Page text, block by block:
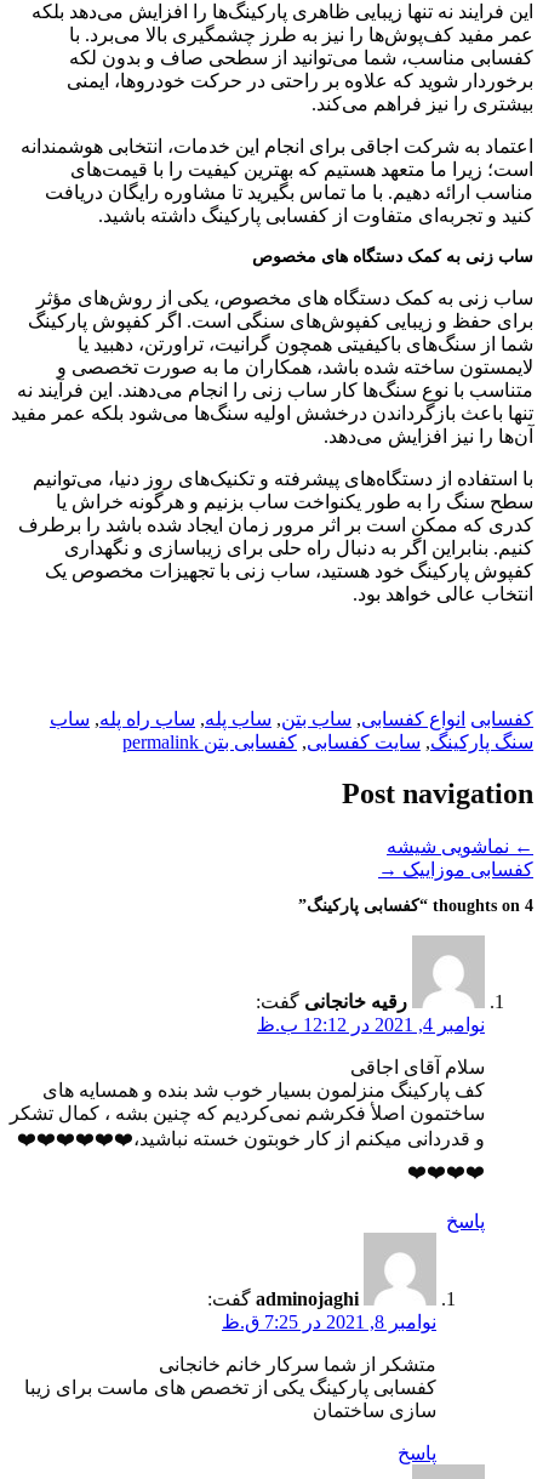
این فرایند نه تنها زیبایی ظاهری پارکینگ‌ها را افزایش می‌دهد بلکه
عمر مفید کف‌پوش‌ها را نیز به طرز چشمگیری بالا می‌برد. با
کفسابی مناسب، شما می‌توانید از سطحی صاف و بدون لکه
برخوردار شوید که علاوه بر راحتی در حرکت خودروها، ایمنی
بیشتری را نیز فراهم می‌کند.
اعتماد به شرکت اجاقی برای انجام این خدمات، انتخابی هوشمندانه
است؛ زیرا ما متعهد هستیم که بهترین کیفیت را با قیمت‌های
مناسب ارائه دهیم. با ما تماس بگیرید تا مشاوره رایگان دریافت
کنید و تجربه‌ای متفاوت از کفسابی پارکینگ داشته باشید.
ساب زنی به کمک دستگاه های مخصوص
ساب زنی به کمک دستگاه های مخصوص، یکی از روش‌های مؤثر
برای حفظ و زیبایی کفپوش‌های سنگی است. اگر کفپوش پارکینگ
شما از سنگ‌های باکیفیتی همچون گرانیت، تراورتن، دهبید یا
لایمستون ساخته شده باشد، همکاران ما به صورت تخصصی و
متناسب با نوع سنگ‌ها کار ساب زنی را انجام می‌دهند. این فرآیند نه
تنها باعث بازگرداندن درخشش اولیه سنگ‌ها می‌شود بلکه عمر مفید
آن‌ها را نیز افزایش می‌دهد.
با استفاده از دستگاه‌های پیشرفته و تکنیک‌های روز دنیا، می‌توانیم
سطح سنگ را به طور یکنواخت ساب بزنیم و هرگونه خراش یا
کدری که ممکن است بر اثر مرور زمان ایجاد شده باشد را برطرف
کنیم. بنابراین اگر به دنبال راه حلی برای زیباسازی و نگهداری
کفپوش پارکینگ خود هستید، ساب زنی با تجهیزات مخصوص یک
انتخاب عالی خواهد بود.
کفسابی انواع کفسابی, ساب بتن, ساب پله, ساب راه پله, ساب
سنگ پارکینگ, سایت کفسابی, کفسابی بتن
Post navigation
← نماشویی شیشه
کفسابی موزاییک →
4 thoughts on “ کفسابی پارکینگ”
رقیه خانجانی گفت:
نوامبر 4, 2021 در 12:12 ب.ظ
سلام آقای اجاقی
کف پارکینگ منزلمون بسیار خوب شد بنده و همسایه های
ساختمون اصلأ فکرشم نمی‌کردیم که چنین بشه ، کمال تشکر
و قدردانی میکنم از کار خوبتون خسته نباشید،❤️❤️❤️❤️❤️❤️
❤️❤️❤️❤️
پاسخ
adminojaghi گفت:
نوامبر 8, 2021 در 7:25 ق.ظ
متشکر از شما سرکار خانم خانجانی
کفسابی پارکینگ یکی از تخصص های ماست برای زیبا
سازی ساختمان
پاسخ